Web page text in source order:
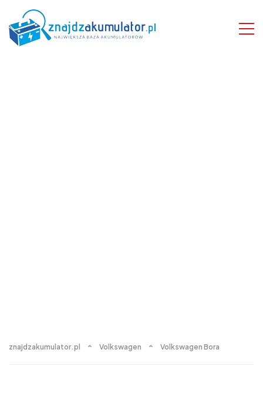
znajdzakumulator.pl Volkswagen Volkswagen Bora